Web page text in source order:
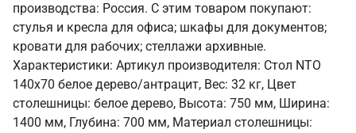
производства: Россия. С этим товаром покупают:
стулья и кресла для офиса; шкафы для документов;
кровати для рабочих; стеллажи архивные.
Характеристики: Артикул производителя: Стол NTO
140x70 белое дерево/антрацит, Вес: 32 кг, Цвет
столешницы: белое дерево, Высота: 750 мм, Ширина:
1400 мм, Глубина: 700 мм, Материал столешницы: